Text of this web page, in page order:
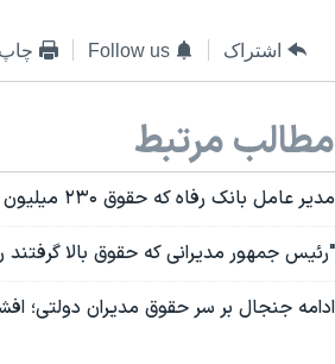
اشتراک Follow us چاپ
مطالب مرتبط
مدیر عامل بانک رفاه که حقوق ۲۳۰ میلیون تومانی داشت، "برکنار" شد
"رئیس جمهور مدیرانی که حقوق بالا گرفتند
ادامه جنجال بر سر حقوق مدیران دولتی؛